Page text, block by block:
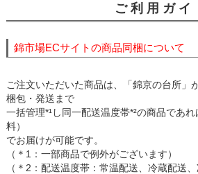
ご 利 用 ガ イ
錦市場ECサイトの商品同梱について
ご注文いただいた商品は、「錦京の台所」
梱包・発送まで
一括管理*¹し同一配送温度帯*²の商品であ
料）
でお届けが可能です。
（＊1：一部商品で例外がございます）
（＊2：配送温度帯：常温配送、冷蔵配送、